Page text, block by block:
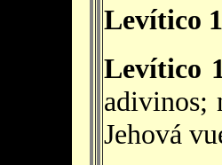
Levítico
Levítico
adivinos;
Jehová